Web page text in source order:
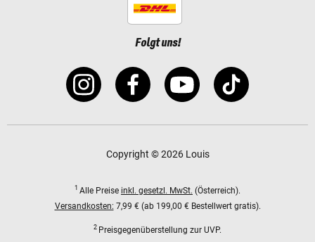
Folgt uns!
Copyright © 2026 Louis
1 Alle Preise inkl. gesetzl. MwSt. (Österreich).
Versandkosten: 7,99 € (ab 199,00 € Bestellwert gratis).
2 Preisgegenüberstellung zur UVP.